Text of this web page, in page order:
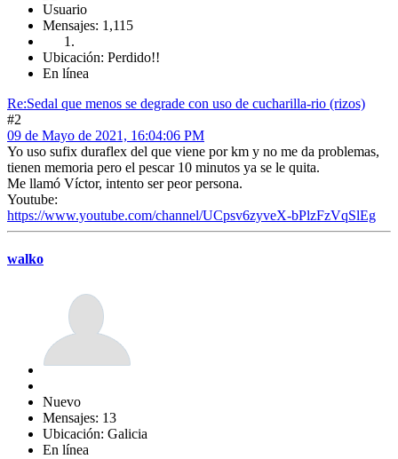
Usuario
Mensajes: 1,115
Ubicación: Perdido!!
En línea
Re:Sedal que menos se degrade con uso de cucharilla-rio (rizos)
#2
09 de Mayo de 2021, 16:04:06 PM
Yo uso sufix duraflex del que viene por km y no me da problemas,
tienen memoria pero el pescar 10 minutos ya se le quita.
Me llamó Víctor, intento ser peor persona.
Youtube:
https://www.youtube.com/channel/UCpsv6zyveX-bPlzFzVqSlEg
walko
Nuevo
Mensajes: 13
Ubicación: Galicia
En línea